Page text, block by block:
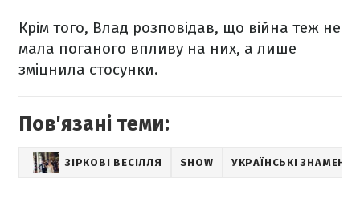
Крім того, Влад розповідав, що війна теж не
мала поганого впливу на них, а лише
зміцнила стосунки.
Пов'язані теми:
ЗІРКОВІ ВЕСІЛЛЯ SHOW УКРАЇНСЬКІ